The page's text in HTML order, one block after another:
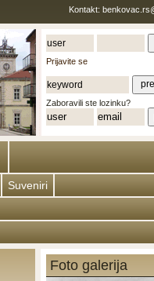
Kontakt:
Prijavite se
Zaboravili ste lozinku?
Suveniri
Foto galerija